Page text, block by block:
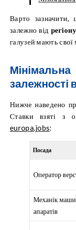
Варто зазначити,
залежно від
галузей мають свої
залежності
Нижче наведено
Ставки взяті з
europa.jobs:
Посада
Оператор
Механік
апаратів